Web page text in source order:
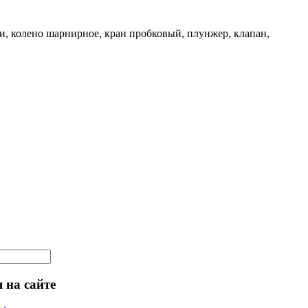
колено шарнирное, кран пробковый, плунжер, клапан,
сайте